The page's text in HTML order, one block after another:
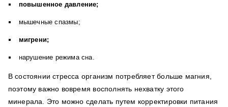
повышенное давление;
мышечные спазмы;
мигрени;
нарушение режима сна.
В состоянии стресса организм потребляет больше магния,
поэтому важно вовремя восполнять нехватку этого
минерала. Это можно сделать путем корректировки питания